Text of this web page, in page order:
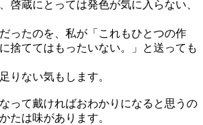
啓蔵にとっては発色が気に入らない、
ったのを、私が「これもひとつの作
捨ててはもったいない。」と送っても
りない気もします。
って戴ければおわかりになると思うの
たは味があります。